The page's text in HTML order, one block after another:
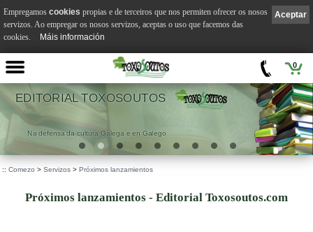
0
EDITORIAL TOXOSOUTOS
Na defensa da cultura Galega e en Galego
:: Comezo > Servizos > Próximos lanzamientos
Próximos lanzamientos - Editorial Toxosoutos.com
Aceptar
Empregamos cookies propias e de terceiros que nos permiten ofrecer os nosos
servizos. Ao empregar os nosos servizos, aceptas o uso que facemos das
cookies.
Máis información